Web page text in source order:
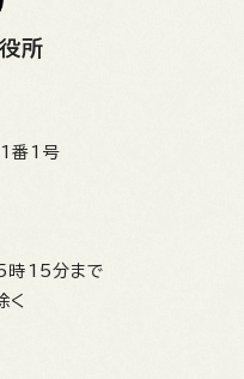
所
番1号
時15分まで
く